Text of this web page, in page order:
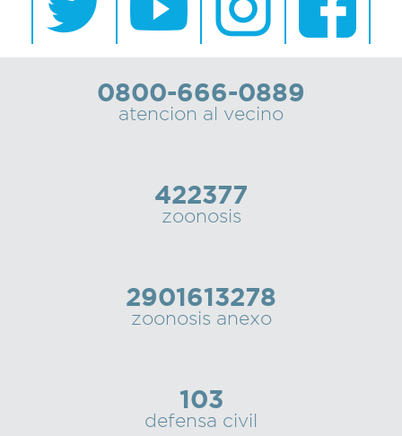
0800-666-0889
atencion al vecino
422377
zoonosis
2901613278
zoonosis anexo
103
defensa civil